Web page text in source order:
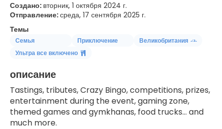
Создано: вторник, 1 октября 2024 г.
Отправление:среда, 17 сентября 2025 г.
Темы
Семья Приключение
Великобритания
Ультра все включено
описание
Tastings, tributes, Crazy Bingo, competitions, prizes,
entertainment during the event, gaming zone,
themed games and gymkhanas, food trucks... and
much more.